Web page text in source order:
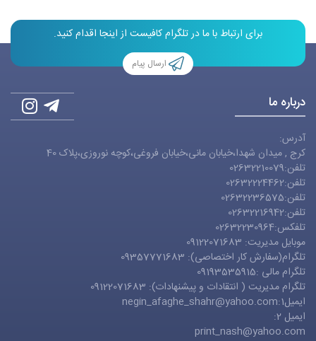
برای ارتباط با ما در تلگرام کافیست از اینجا اقدام کنید.
ارسال پیام
درباره ما
آدرس:
کرج , میدان شهدا،خیابان مانی،خیابان فروغی،کوچه نوروزی،پلاک 40
تلفن:02632210079
تلفن:02632224462
تلفن:02632236575
تلفن:02632216942
تلفکس:02632230964
موبایل مدیریت: 09122071683
تلگرام(سفارش کار اختصاصی): 09357771683
تلگرام مالی :09193535915
تلگرام مدیریت ( انتقادات و پیشنهادات): 09122071683
ایمیل1: negin_afaghe_shahr@yahoo.com
ایمیل 2:
print_nash@yahoo.com